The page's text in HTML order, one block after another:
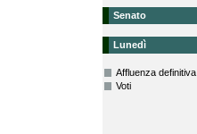
Senato
Lunedì
Affluenza definitiva
Voti